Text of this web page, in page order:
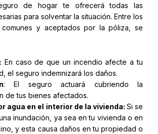
de hogar te ofrecerá todas las
para solventar la situación. Entre los
comunes y aceptados por la póliza, se
En caso de que un incendio afecte a tu
el seguro indemnizará los daños.
: El seguro actuará cubriendo la
de tus bienes afectados.
agua en el interior de la vivienda: Si se
inundación, ya sea en tu vivienda o en
y esta causa daños en tu propiedad o